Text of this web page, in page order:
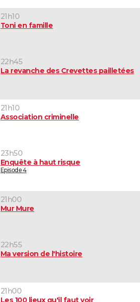
21h10
Toni en famille
22h45
La revanche des Crevettes pailletées
21h10
Association criminelle
23h50
Enquête à haut risque
Episode 4
21h00
Mur Mure
22h55
Ma version de l'histoire
21h00
Les 100 lieux qu'il faut voir